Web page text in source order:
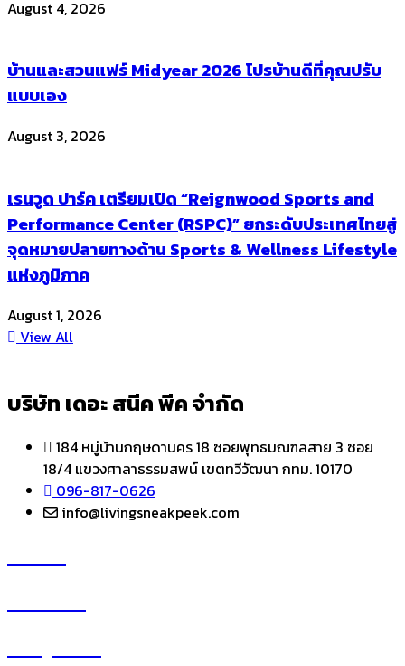
August 4, 2026
บ้านและสวนแฟร์ Midyear 2026 โปรบ้านดีที่คุณปรับ
แบบเอง
August 3, 2026
เรนวูด ปาร์ค เตรียมเปิด “Reignwood Sports and
Performance Center (RSPC)” ยกระดับประเทศไทยสู่
จุดหมายปลายทางด้าน Sports & Wellness Lifestyle
แห่งภูมิภาค
August 1, 2026
View All
บริษัท เดอะ สนีค พีค จำกัด
184 หมู่บ้านกฤษดานคร 18 ซอยพุทธมณฑลสาย 3 ซอย
18/4 แขวงศาลาธรรมสพน์ เขตทวีวัฒนา กทม. 10170
096-817-0626
info@livingsneakpeek.com
แอบดูคอนโด